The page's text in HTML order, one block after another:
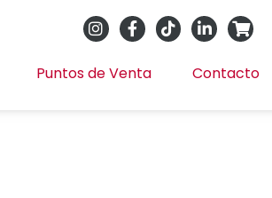
Puntos de Venta Contacto